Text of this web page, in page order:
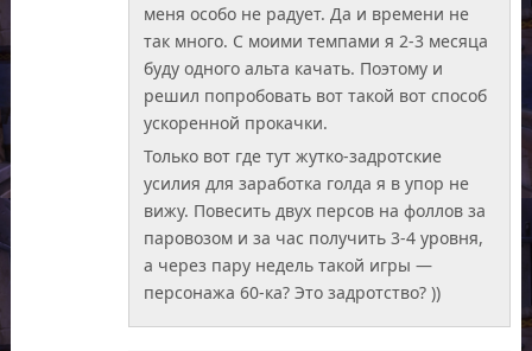
меня особо не радует. Да и времени не
так много. С моими темпами я 2-3 месяца
буду одного альта качать. Поэтому и
решил попробовать вот такой вот способ
ускоренной прокачки.
Только вот где тут жутко-задротские
усилия для заработка голда я в упор не
вижу. Повесить двух персов на фоллов за
паровозом и за час получить 3-4 уровня,
а через пару недель такой игры —
персонажа 60-ка? Это задротство? ))